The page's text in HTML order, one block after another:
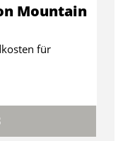
Mountain
für